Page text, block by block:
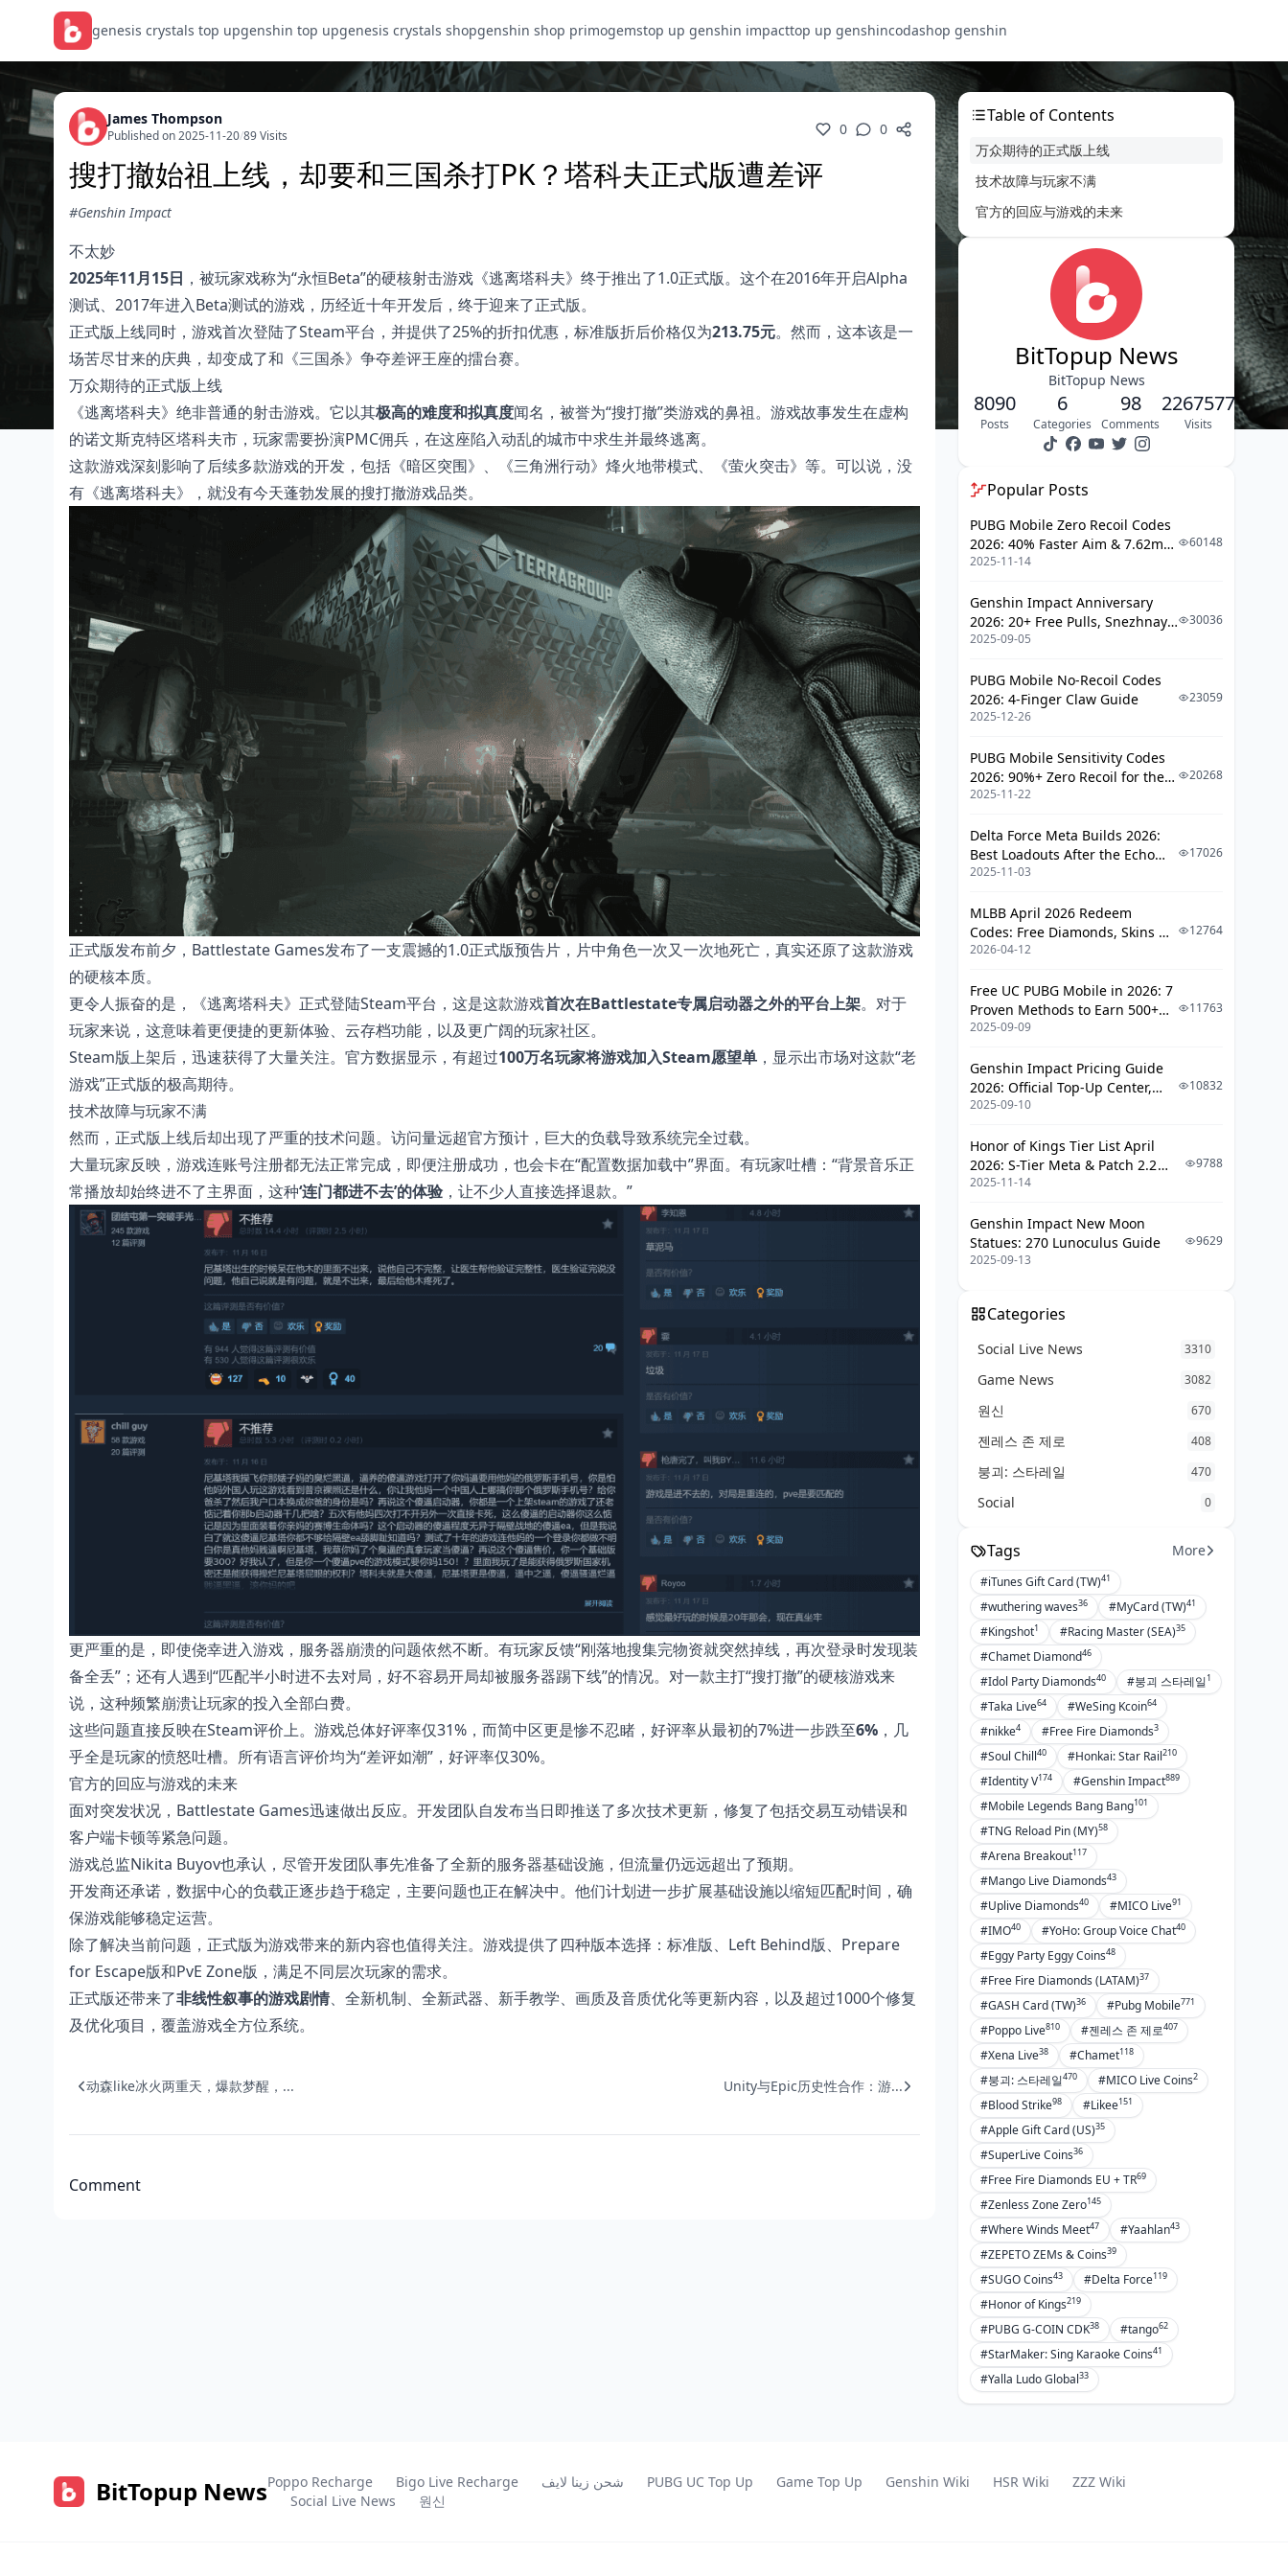
genesis crystals top upgenshin top upgenesis crystals shopgenshin shop primogemstop up genshin impacttop up genshincodashop genshin
James Thompson
Published on 2025-11-20/89 Visits 0 0
搜打撤始祖上线，却要和三国杀打PK？塔科夫正式版遭差评
#Genshin Impact
不太妙
2025年11月15日 ，被玩家戏称为“永恒Beta”的硬核射击游戏《逃离塔科夫》终于推出了1.0正式版。这个在2016年开启Alpha
测试、2017年进入Beta测试的游戏，历经近十年开发后，终于迎来了正式版。
正式版上线同时，游戏首次登陆了Steam平台，并提供了25%的折扣优惠，标准版折后价格仅为213.75元。然而，这本该是一
场苦尽甘来的庆典，却变成了和《三国杀》争夺差评王座的擂台赛。
万众期待的正式版上线
《逃离塔科夫》绝非普通的射击游戏。它以其极高的难度和拟真度闻名，被誉为“搜打撤”类游戏的鼻祖。游戏故事发生在虚构
的诺文斯克特区塔科夫市，玩家需要扮演PMC佣兵，在这座陷入动乱的城市中求生并最终逃离。
这款游戏深刻影响了后续多款游戏的开发，包括《暗区突围》、《三角洲行动》烽火地带模式、《萤火突击》等。可以说，没
有《逃离塔科夫》，就没有今天蓬勃发展的搜打撤游戏品类。
正式版发布前夕，Battlestate Games发布了一支震撼的1.0正式版预告片，片中角色一次又一次地死亡，真实还原了这款游戏
的硬核本质。
更令人振奋的是，《逃离塔科夫》正式登陆Steam平台，这是这款游戏首次在Battlestate专属启动器之外的平台上架。对于
玩家来说，这意味着更便捷的更新体验、云存档功能，以及更广阔的玩家社区。
Steam版上架后，迅速获得了大量关注。官方数据显示，有超过100万名玩家将游戏加入Steam愿望单 ，显示出市场对这款“老
游戏”正式版的极高期待。
技术故障与玩家不满
然而，正式版上线后却出现了严重的技术问题。访问量远超官方预计，巨大的负载导致系统完全过载。
大量玩家反映，游戏连账号注册都无法正常完成，即便注册成功，也会卡在“配置数据加载中”界面。有玩家吐槽：“背景音乐正
常播放却始终进不了主界面，这种‘连门都进不去’的体验 ，让不少人直接选择退款。”
更严重的是，即使侥幸进入游戏，服务器崩溃的问题依然不断。有玩家反馈“刚落地搜集完物资就突然掉线，再次登录时发现装
备全丢”；还有人遇到“匹配半小时进不去对局，好不容易开局却被服务器踢下线”的情况。对一款主打“搜打撤”的硬核游戏来
说，这种频繁崩溃让玩家的投入全部白费。
这些问题直接反映在Steam评价上。游戏总体好评率仅31%，而简中区更是惨不忍睹，好评率从最初的7%进一步跌至6% ，几
乎全是玩家的愤怒吐槽。所有语言评价均为“差评如潮”，好评率仅30%。
官方的回应与游戏的未来
面对突发状况，Battlestate Games迅速做出反应。开发团队自发布当日即推送了多次技术更新，修复了包括交易互动错误和
客户端卡顿等紧急问题。
游戏总监Nikita Buyov也承认，尽管开发团队事先准备了全新的服务器基础设施，但流量仍远远超出了预期。
开发商还承诺，数据中心的负载正逐步趋于稳定，主要问题也正在解决中。他们计划进一步扩展基础设施以缩短匹配时间，确
保游戏能够稳定运营。
除了解决当前问题，正式版为游戏带来的新内容也值得关注。游戏提供了四种版本选择：标准版、Left Behind版、Prepare
for Escape版和PvE Zone版，满足不同层次玩家的需求。
正式版还带来了非线性叙事的游戏剧情、全新机制、全新武器、新手教学、画质及音质优化等更新内容，以及超过1000个修复
及优化项目，覆盖游戏全方位系统。
动森like冰火两重天，爆款梦醒，... Unity与Epic历史性合作：游...
Comment
Table of Contents
万众期待的正式版上线
技术故障与玩家不满
官方的回应与游戏的未来
BitTopup News
BitTopup News
8090
Posts
6
Categories
98
Comments
2267577
Visits
Popular Posts
PUBG Mobile Zero Recoil Codes
2026: 40% Faster Aim & 7.62mm
Weapon Adjustments
2025-11-14
60148
Genshin Impact Anniversary
2026: 20+ Free Pulls, Snezhnaya
Roadmap & Complete Guide
2025-09-05
30036
PUBG Mobile No-Recoil Codes
2026: 4-Finger Claw Guide
2025-12-26
23059
PUBG Mobile Sensitivity Codes
2026: 90%+ Zero Recoil for the
V4.4 M416 & AUG Meta
2025-11-22
20268
Delta Force Meta Builds 2026:
Best Loadouts After the Echo
Season Update
2025-11-03
17026
MLBB April 2026 Redeem
Codes: Free Diamonds, Skins &
Starlight Rewards
2026-04-12
12764
Free UC PUBG Mobile in 2026: 7
Proven Methods to Earn 500+
UC (V4.3 & RPA18 Updates)
2025-09-09
11763
Genshin Impact Pricing Guide
2026: Official Top-Up Center,
Platform Differences, and
2025-09-10
10832
Honor of Kings Tier List April
2026: S-Tier Meta & Patch 2.2
Changes
2025-11-14
9788
Genshin Impact New Moon
Statues: 270 Lunoculus Guide
2025-09-13
9629
Categories
Social Live News 3310
Game News 3082
원신 670
젠레스 존 제로 408
붕괴: 스타레일 470
Social 0
Tags More
#iTunes Gift Card (TW)41
#wuthering waves36 #MyCard (TW)41
#Kingshot1 #Racing Master (SEA)35
#Chamet Diamond46
#Idol Party Diamonds40 #붕괴 스타레일1
#Taka Live64 #WeSing Kcoin64
#nikke4 #Free Fire Diamonds3
#Soul Chill40 #Honkai: Star Rail210
#Identity V174 #Genshin Impact889
#Mobile Legends Bang Bang101
#TNG Reload Pin (MY)58
#Arena Breakout117
#Mango Live Diamonds43
#Uplive Diamonds40 #MICO Live91
#IMO40 #YoHo: Group Voice Chat40
#Eggy Party Eggy Coins48
#Free Fire Diamonds (LATAM)37
#GASH Card (TW)36 #Pubg Mobile771
#Poppo Live810 #젠레스 존 제로407
#Xena Live38 #Chamet118
#붕괴: 스타레일470 #MICO Live Coins2
#Blood Strike98 #Likee151
#Apple Gift Card (US)35
#SuperLive Coins36
#Free Fire Diamonds EU + TR69
#Zenless Zone Zero145
#Where Winds Meet47 #Yaahlan43
#ZEPETO ZEMs & Coins39
#SUGO Coins43 #Delta Force119
#Honor of Kings219
#PUBG G-COIN CDK38 #tango62
#StarMaker: Sing Karaoke Coins41
#Yalla Ludo Global33
BitTopup NewsPoppo Recharge Bigo Live Recharge شحن زينا لايف PUBG UC Top Up Game Top Up Genshin Wiki HSR Wiki
ZZZ Wiki
Social Live News
원신